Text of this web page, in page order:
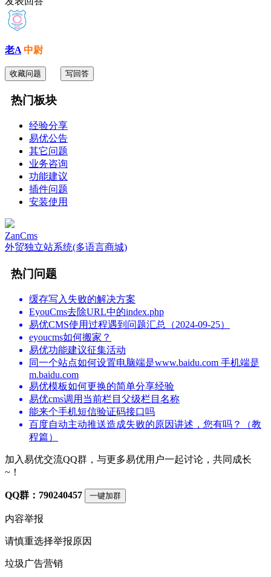
老A中尉
收藏问题 写回答
热门板块
经验分享
易优公告
其它问题
业务咨询
功能建议
插件问题
安装使用
ZanCms
外贸独立站系统(多语言商城)
热门问题
缓存写入失败的解决方案
EyouCms去除URL中的index.php
易优CMS使用过程遇到问题汇总（2024-09-25）
eyoucms如何搬家？
易优功能建议征集活动
同一个站点如何设置电脑端是www.baidu.com 手机端是
m.baidu.com
易优模板如何更换的简单分享经验
易优cms调用当前栏目父级栏目名称
能来个手机短信验证码接口吗
百度自动主动推送造成失败的原因讲述，您有吗？（教
程篇）
加入易优交流QQ群，与更多易优用户一起讨论，共同成长
~！
QQ群：790240457 一键加群
内容举报
请慎重选择举报原因
垃圾广告营销